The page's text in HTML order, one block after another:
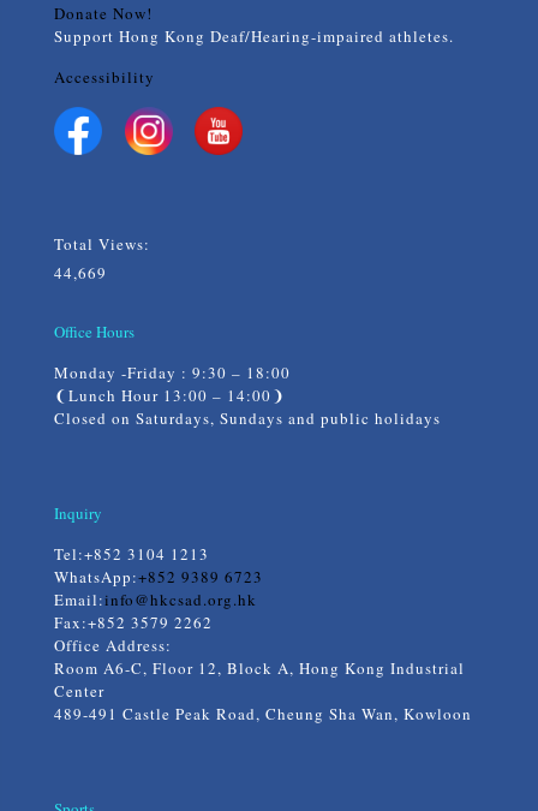
Donate Now!
Support Hong Kong Deaf/Hearing-impaired athletes.
Accessibility
Total Views:
44,669
Office Hours
Monday -Friday : 9:30 – 18:00
❨Lunch Hour 13:00 – 14:00❩
Closed on Saturdays, Sundays and public holidays
Inquiry
Tel:+852 3104 1213
WhatsApp:+852 9389 6723
Email:info@hkcsad.org.hk
Fax:+852 3579 2262
Office Address:
Room A6-C, Floor 12, Block A, Hong Kong Industrial
Center
489-491 Castle Peak Road, Cheung Sha Wan, Kowloon